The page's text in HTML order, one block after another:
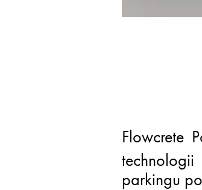
Flowcrete
parkingu